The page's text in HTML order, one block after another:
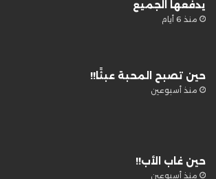
يدفعها الجميع
منذ 6 أيام
حين تصبح المحبة عبئًا!!
منذ أسبوعين
حين غاب الأب!!
منذ أسبوعين